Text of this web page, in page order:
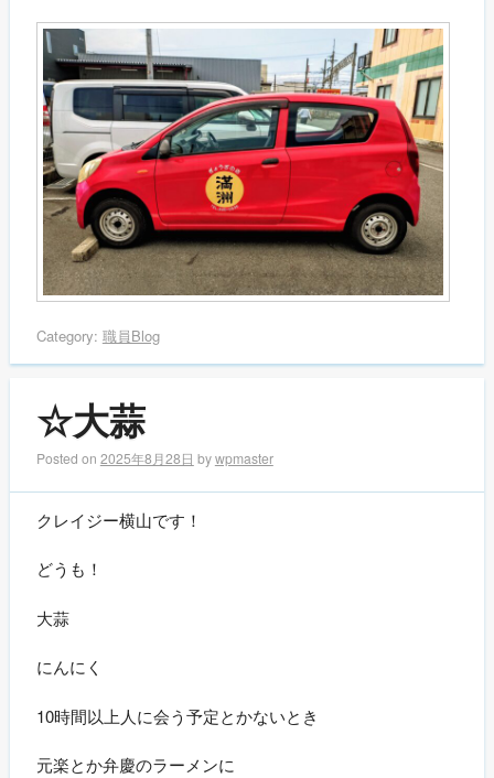
Category: 職員Blog
☆大蒜
Posted on 2025年8月28日 bywpmaster
クレイジー横山です！
どうも！
大蒜
にんにく
10時間以上人に会う予定とかないとき
元楽とか弁慶のラーメンに